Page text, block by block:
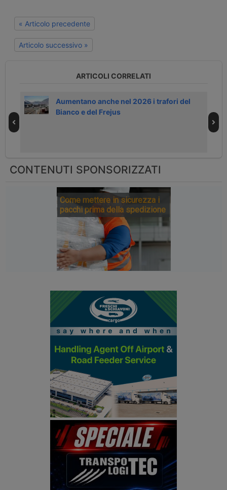
« Articolo precedente
Articolo successivo »
ARTICOLI CORRELATI
Aumentano anche nel 2026 i trafori del
Bianco e del Frejus
CONTENUTI SPONSORIZZATI
Come mettere in sicurezza i
pacchi prima della spedizione